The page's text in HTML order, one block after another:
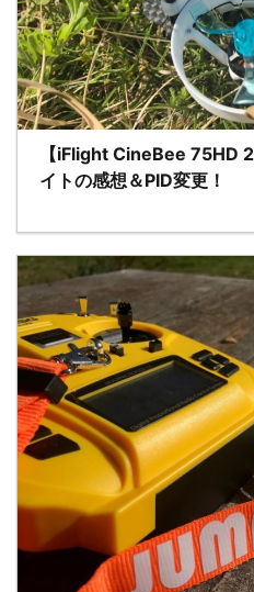
【iFlight CineBee 75HD
イトの感想＆PID変更！